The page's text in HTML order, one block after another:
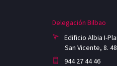
Delegación Bilbao
Edificio Albia I-
San Vicente, 8.
944 27 44 46